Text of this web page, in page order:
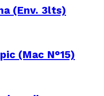
(Env. 3lts)
(Mac N°15)